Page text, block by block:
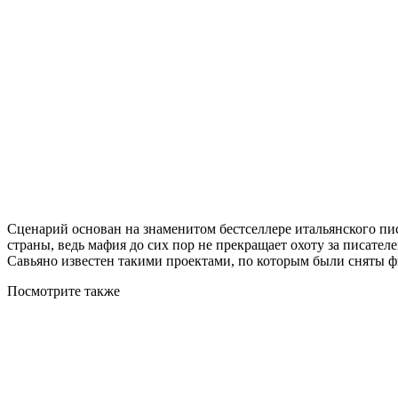
Сценарий основан на знаменитом бестселлере итальянского
страны, ведь мафия до сих пор не прекращает охоту за
Савьяно известен такими проектами, по которым были сняты
Посмотрите также